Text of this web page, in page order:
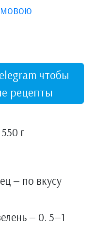
мовою
чтобы
рецепты
г
— по вкусу
— 0. 5—1